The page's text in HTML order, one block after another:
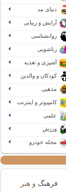
دنیای مد
آرایش و زیبایی
روانشناسی
زناشویی
آشپزی و تغذیه
کودکان و والدین
مذهبی
کامپیوتر و اینترنت
علمی
ورزش
مجله خودرو
فرهنگ و هنر